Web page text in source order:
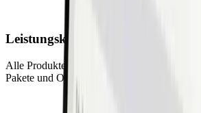
Leistungskatalog
Alle Produkte und Dienstleistungen
Pakete und Optionen sind zentral gepflegt